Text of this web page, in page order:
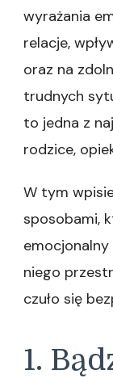
wyrażania
relacje,
oraz na
trudnych
to jedna z
rodzice,
W tym
sposobami,
niego
czuło się
1.